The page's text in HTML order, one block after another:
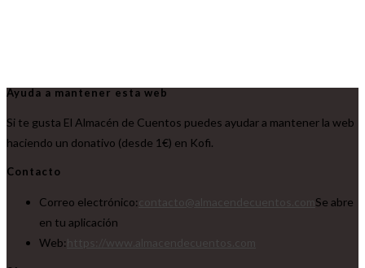
Ayuda a mantener esta web
Si te gusta El Almacén de Cuentos puedes ayudar a mantener la web
haciendo un donativo (desde 1€) en Kofi.
Contacto
Correo electrónico:
Se abre
en tu aplicación
Web: